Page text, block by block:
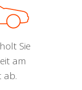
Sie
am
ab.